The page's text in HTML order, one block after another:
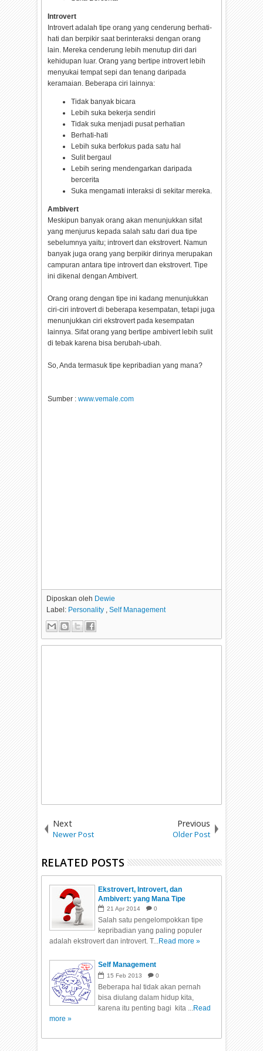
Introvert
Introvert adalah tipe orang yang cenderung berhati-
hati dan berpikir saat berinteraksi dengan orang
lain. Mereka cenderung lebih menutup diri dari
kehidupan luar. Orang yang bertipe introvert lebih
menyukai tempat sepi dan tenang daripada
keramaian. Beberapa ciri lainnya:
Tidak banyak bicara
Lebih suka bekerja sendiri
Tidak suka menjadi pusat perhatian
Berhati-hati
Lebih suka berfokus pada satu hal
Sulit bergaul
Lebih sering mendengarkan daripada
bercerita
Suka mengamati interaksi di sekitar mereka.
Ambivert
Meskipun banyak orang akan menunjukkan sifat
yang menjurus kepada salah satu dari dua tipe
sebelumnya yaitu; introvert dan ekstrovert. Namun
banyak juga orang yang berpikir dirinya merupakan
campuran antara tipe introvert dan ekstrovert. Tipe
ini dikenal dengan Ambivert.
Orang orang dengan tipe ini kadang menunjukkan
ciri-ciri introvert di beberapa kesempatan, tetapi juga
menunjukkan ciri ekstrovert pada kesempatan
lainnya. Sifat orang yang bertipe ambivert lebih sulit
di tebak karena bisa berubah-ubah.
So, Anda termasuk tipe kepribadian yang mana?
Sumber :www.vemale.com
Diposkan oleh Dewie
Label: Personality ,Self Management
Next
Newer Post
Previous
Older Post
RELATED POSTS
Ekstrovert, Introvert, dan
Ambivert: yang Mana Tipe
Kepribadian Anda?
21 Apr 2014 0
Salah satu pengelompokkan tipe
kepribadian yang paling populer
adalah ekstrovert dan introvert. T...Read more »
Self Management
15 Feb 2013 0
Beberapa hal tidak akan pernah
bisa diulang dalam hidup kita,
karena itu penting bagi kita ...Read
more »